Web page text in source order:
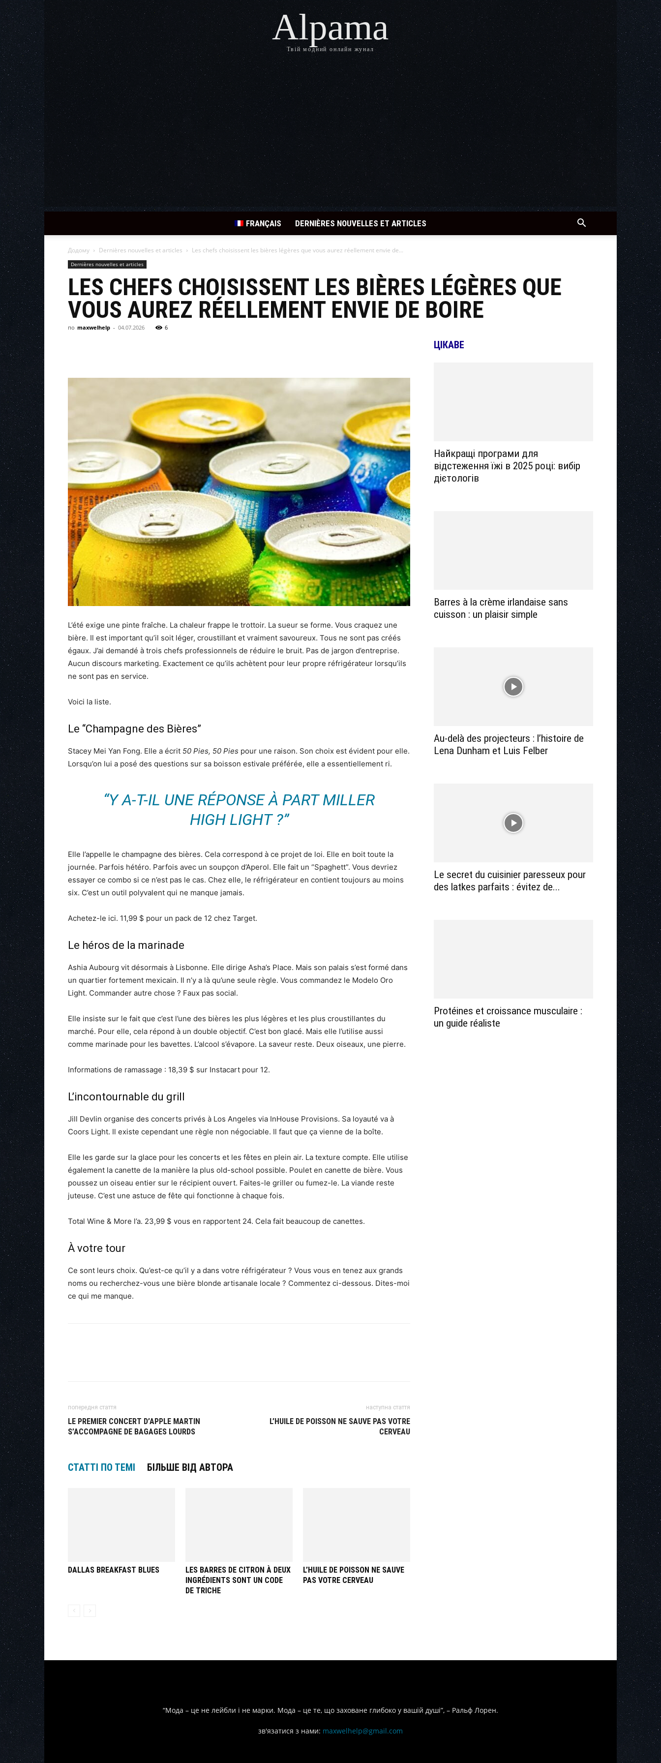
Alpama
Твій модний онлайн жунал
FRANÇAIS DERNIÈRES NOUVELLES ET ARTICLES
Додому Dernières nouvelles et articles Les chefs choisissent les bières légères que vous aurez réellement envie de...
Dernières nouvelles et articles
LES CHEFS CHOISISSENT LES BIÈRES LÉGÈRES QUE
VOUS AUREZ RÉELLEMENT ENVIE DE BOIRE
по maxwelhelp - 04.07.2026 6
L’été exige une pinte fraîche. La chaleur frappe le trottoir. La sueur se forme. Vous craquez une
bière. Il est important qu’il soit léger, croustillant et vraiment savoureux. Tous ne sont pas créés
égaux. J’ai demandé à trois chefs professionnels de réduire le bruit. Pas de jargon d’entreprise.
Aucun discours marketing. Exactement ce qu’ils achètent pour leur propre réfrigérateur lorsqu’ils
ne sont pas en service.
Voici la liste.
Le “Champagne des Bières”
Stacey Mei Yan Fong. Elle a écrit 50 Pies, 50 Pies pour une raison. Son choix est évident pour elle.
Lorsqu’on lui a posé des questions sur sa boisson estivale préférée, elle a essentiellement ri.
“Y A-T-IL UNE RÉPONSE À PART MILLER
HIGH LIGHT ?”
Elle l’appelle le champagne des bières. Cela correspond à ce projet de loi. Elle en boit toute la
journée. Parfois hétéro. Parfois avec un soupçon d’Aperol. Elle fait un “Spaghett”. Vous devriez
essayer ce combo si ce n’est pas le cas. Chez elle, le réfrigérateur en contient toujours au moins
six. C’est un outil polyvalent qui ne manque jamais.
Achetez-le ici. 11,99 $ pour un pack de 12 chez Target.
Le héros de la marinade
Ashia Aubourg vit désormais à Lisbonne. Elle dirige Asha’s Place. Mais son palais s’est formé dans
un quartier fortement mexicain. Il n’y a là qu’une seule règle. Vous commandez le Modelo Oro
Light. Commander autre chose ? Faux pas social.
Elle insiste sur le fait que c’est l’une des bières les plus légères et les plus croustillantes du
marché. Pour elle, cela répond à un double objectif. C’est bon glacé. Mais elle l’utilise aussi
comme marinade pour les bavettes. L’alcool s’évapore. La saveur reste. Deux oiseaux, une pierre.
Informations de ramassage : 18,39 $ sur Instacart pour 12.
L’incontournable du grill
Jill Devlin organise des concerts privés à Los Angeles via InHouse Provisions. Sa loyauté va à
Coors Light. Il existe cependant une règle non négociable. Il faut que ça vienne de la boîte.
Elle les garde sur la glace pour les concerts et les fêtes en plein air. La texture compte. Elle utilise
également la canette de la manière la plus old-school possible. Poulet en canette de bière. Vous
poussez un oiseau entier sur le récipient ouvert. Faites-le griller ou fumez-le. La viande reste
juteuse. C’est une astuce de fête qui fonctionne à chaque fois.
Total Wine & More l’a. 23,99 $ vous en rapportent 24. Cela fait beaucoup de canettes.
À votre tour
Ce sont leurs choix. Qu’est-ce qu’il y a dans votre réfrigérateur ? Vous vous en tenez aux grands
noms ou recherchez-vous une bière blonde artisanale locale ? Commentez ci-dessous. Dites-moi
ce qui me manque.
попередня стаття
LE PREMIER CONCERT D’APPLE MARTIN
S’ACCOMPAGNE DE BAGAGES LOURDS
наступна стаття
L’HUILE DE POISSON NE SAUVE PAS VOTRE
CERVEAU
СТАТТІ ПО ТЕМІ БІЛЬШЕ ВІД АВТОРА
DALLAS BREAKFAST BLUES
LES BARRES DE CITRON À DEUX
INGRÉDIENTS SONT UN CODE
DE TRICHE
L’HUILE DE POISSON NE SAUVE
PAS VOTRE CERVEAU
ЦІКАВЕ
Найкращі програми для
відстеження їжі в 2025 році: вибір
дієтологів
Barres à la crème irlandaise sans
cuisson : un plaisir simple
Au-delà des projecteurs : l’histoire de
Lena Dunham et Luis Felber
Le secret du cuisinier paresseux pour
des latkes parfaits : évitez de...
Protéines et croissance musculaire :
un guide réaliste
“Мода – це не лейбли і не марки. Мода – це те, що заховане глибоко у вашій душі”, – Ральф Лорен.
зв'язатися з нами: maxwelhelp@gmail.com